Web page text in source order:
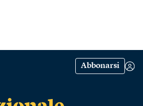
Abbonarsi